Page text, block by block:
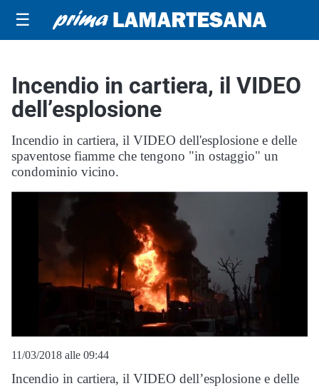
☰
Incendio in cartiera, il VIDEO
dell’esplosione
Incendio in cartiera, il VIDEO dell'esplosione e delle
spaventose fiamme che tengono "in ostaggio" un
condominio vicino.
11/03/2018 alle 09:44
Incendio in cartiera, il VIDEO dell’esplosione e delle